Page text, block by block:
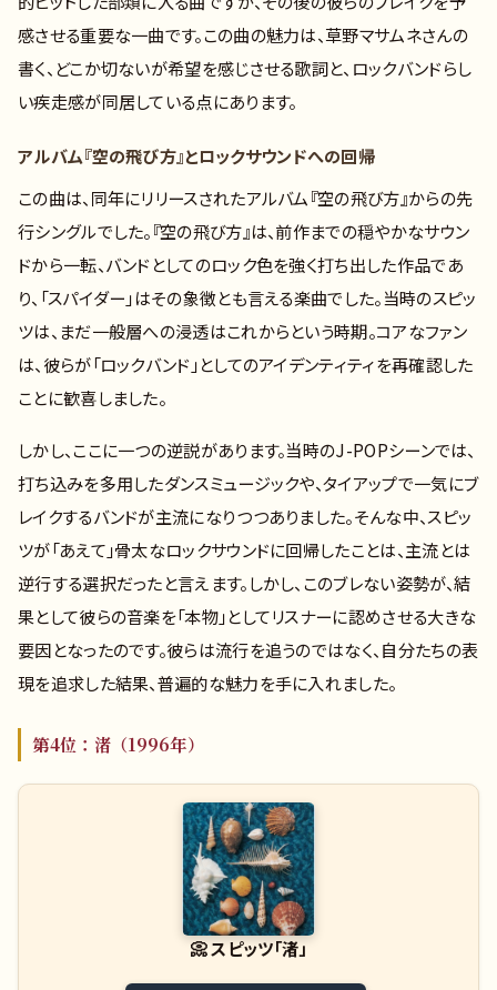
感させる重要な一曲です。この曲の魅力は、草野マサムネさんの
書く、どこか切ないが希望を感じさせる歌詞と、ロックバンドらし
い疾走感が同居している点にあります。
アルバム『空の飛び方』とロックサウンドへの回帰
この曲は、同年にリリースされたアルバム『空の飛び方』からの先
行シングルでした。『空の飛び方』は、前作までの穏やかなサウン
ドから一転、バンドとしてのロック色を強く打ち出した作品であ
り、「スパイダー」はその象徴とも言える楽曲でした。当時のスピッ
ツは、まだ一般層への浸透はこれからという時期。コアなファン
は、彼らが「ロックバンド」としてのアイデンティティを再確認した
ことに歓喜しました。
しかし、ここに一つの逆説があります。当時のJ-POPシーンでは、
打ち込みを多用したダンスミュージックや、タイアップで一気にブ
レイクするバンドが主流になりつつありました。そんな中、スピッ
ツが「あえて」骨太なロックサウンドに回帰したことは、主流とは
逆行する選択だったと言えます。しかし、このブレない姿勢が、結
果として彼らの音楽を「本物」としてリスナーに認めさせる大きな
要因となったのです。彼らは流行を追うのではなく、自分たちの表
現を追求した結果、普遍的な魅力を手に入れました。
第4位：渚（1996年）
📀スピッツ「渚」